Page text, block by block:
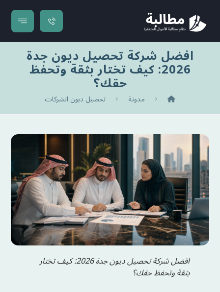
افضل شركة تحصيل ديون جدة
2026: كيف تختار بثقة وتحفظ
حقك؟
مدونة تحصيل ديون الشركات
افضل شركة تحصيل ديون جدة 2026: كيف تختار
بثقة وتحفظ حقك؟